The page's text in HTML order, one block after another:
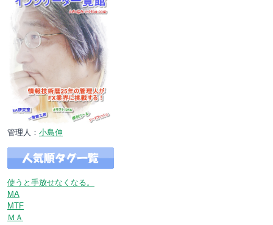
管理人： 小島伸
使うと手放せなくなる。
MA
MTF
ＭＡ